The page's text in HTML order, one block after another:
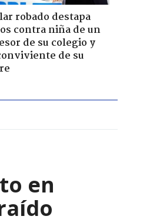
robado destapa
contra niña de un
de su colegio y
de su
en